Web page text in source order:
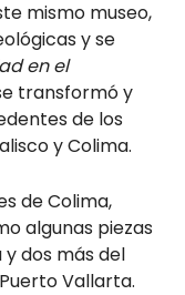
mismo museo,
y se
en el
transformó y
de los
y Colima.
de Colima,
algunas piezas
dos más del
Vallarta.